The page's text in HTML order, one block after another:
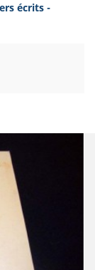
écrits -